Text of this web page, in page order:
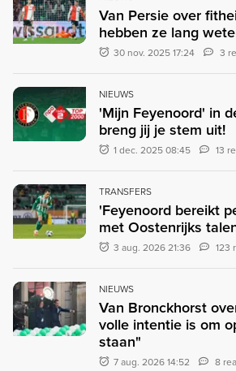
Van Persie over
hebben ze lang
30 nov. 2025 17:24 3
NIEUWS
'Mijn Feyenoord' in
breng jij je stem uit!
1 dec. 2025 08:45 13
TRANSFERS
'Feyenoord bereikt
met Oostenrijks
3 aug. 2026 21:36 123
NIEUWS
Van Bronckhorst
volle intentie is om
staan"
7 aug. 2026 14:52 8